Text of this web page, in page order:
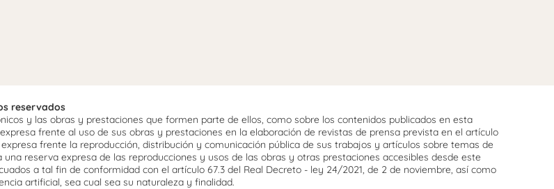
reservados
y las obras y prestaciones que formen parte de ellos, como sobre los contenidos publicados en esta
frente al uso de sus obras y prestaciones en la elaboración de revistas de prensa prevista en el artículo
expresa frente la reproducción, distribución y comunicación pública de sus trabajos y artículos sobre temas de
reserva expresa de las reproducciones y usos de las obras y otras prestaciones accesibles desde este
a tal fin de conformidad con el artículo 67.3 del Real Decreto - ley 24/2021, de 2 de noviembre, así como
artificial, sea cual sea su naturaleza y finalidad.